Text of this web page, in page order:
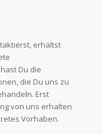
erhältst
Du die
die Du uns zu
Erst
von uns erhalten
Vorhaben.